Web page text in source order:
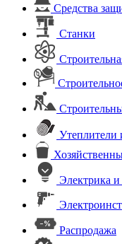
Средства
Станки
Утеплители
Электрика и
Распродажа